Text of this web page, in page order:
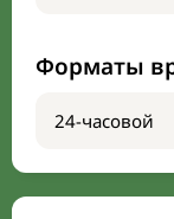
Форматы